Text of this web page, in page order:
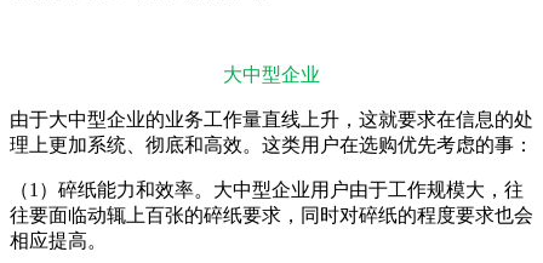
大中型企业
由于大中型企业的业务工作量直线上升，这就要求在信息的处
理上更加系统、彻底和高效。这类用户在选购优先考虑的事：
（1）碎纸能力和效率。大中型企业用户由于工作规模大，往
往要面临动辄上百张的碎纸要求，同时对碎纸的程度要求也会
相应提高。